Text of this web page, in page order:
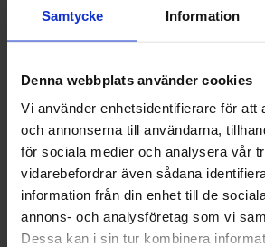
Samtycke Information
Denna webbplats använder cookies
Vi använder enhetsidentifierare för att
och annonserna till användarna,
för sociala medier och analysera vår
vidarebefordrar även sådana
information från din enhet till de
annons- och analysföretag som vi
Dessa kan i sin tur kombinera
r
1 juni
23